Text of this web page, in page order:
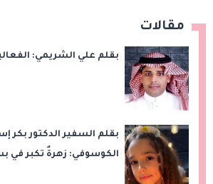
مقالات
بقلم علي الشريمي:
بقلم السفير الدكتور بكر
الكوسوفي: زهرةٌ تكبر في